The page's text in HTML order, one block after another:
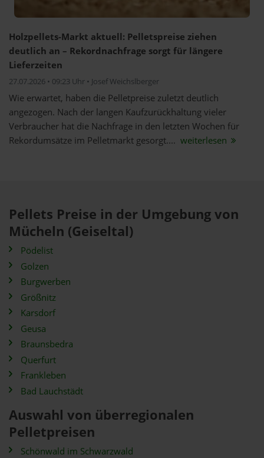
Holzpellets-Markt aktuell: Pelletspreise ziehen
deutlich an – Rekordnachfrage sorgt für längere
Lieferzeiten
27.07.2026 • 09:23 Uhr • Josef Weichslberger
Wie erwartet, haben die Pelletpreise zuletzt deutlich
angezogen. Nach der langen Kaufzurückhaltung vieler
Verbraucher hat die Nachfrage in den letzten Wochen für
Rekordumsätze im Pelletmarkt gesorgt.... weiterlesen
Pellets Preise in der Umgebung von
Mücheln (Geiseltal)
Pödelist
Golzen
Burgwerben
Größnitz
Karsdorf
Geusa
Braunsbedra
Querfurt
Frankleben
Bad Lauchstädt
Auswahl von überregionalen
Pelletpreisen
Schönwald im Schwarzwald